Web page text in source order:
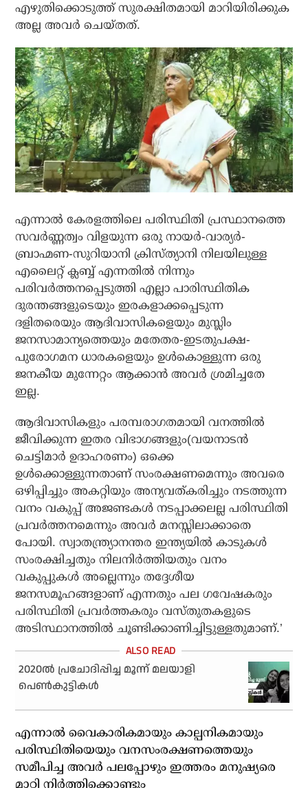
എഴുതിക്കൊടുത്ത് സുരക്ഷിതമായി മാറിയിരിക്കുക
അല്ല അവര്‍ ചെയ്തത്.
എന്നാല്‍ കേരളത്തിലെ പരിസ്ഥിതി പ്രസ്ഥാനത്തെ
സവര്‍ണ്ണത്വം വിളയുന്ന ഒരു നായര്‍-വാര്യര്‍-
ബ്രാഹ്മണ-സുറിയാനി ക്രിസ്ത്യാനി നിലയിലുള്ള
എലൈറ്റ് ക്ലബ്ബ് എന്നതില്‍ നിന്നും
പരിവര്‍ത്തനപ്പെടുത്തി എല്ലാ പാരിസ്ഥിതിക
ദുരന്തങ്ങളുടെയും ഇരകളാക്കപ്പെടുന്ന
ദളിതരെയും ആദിവാസികളെയും മുസ്ലിം
ജനസാമാന്യത്തെയും മതേതര-ഇടതുപക്ഷ-
പുരോഗമന ധാരകളെയും ഉള്‍കൊള്ളുന്ന ഒരു
ജനകീയ മുന്നേറ്റം ആക്കാന്‍ അവര്‍ ശ്രമിച്ചതേ
ഇല്ല.
ആദിവാസികളും പരമ്പരാഗതമായി വനത്തില്‍
ജീവിക്കുന്ന ഇതര വിഭാഗങ്ങളും(വയനാടന്‍
ചെട്ടിമാര്‍ ഉദാഹരണം) ഒക്കെ
ഉള്‍ക്കൊള്ളുന്നതാണ് സംരക്ഷണമെന്നും അവരെ
ഒഴിപ്പിച്ചും അകറ്റിയും അന്യവത്കരിച്ചും നടത്തുന്ന
വനം വകുപ്പ് അജണ്ടകള്‍ നടപ്പാക്കലല്ല പരിസ്ഥിതി
പ്രവര്‍ത്തനമെന്നും അവര്‍ മനസ്സിലാക്കാതെ
പോയി. സ്വാതന്ത്ര്യാനന്തര ഇന്ത്യയില്‍ കാടുകള്‍
സംരക്ഷിച്ചതും നിലനിര്‍ത്തിയതും വനം
വകുപ്പുകള്‍ അല്ലെന്നും തദ്ദേശീയ
ജനസമൂഹങ്ങളാണ് എന്നതും പല ഗവേഷകരും
പരിസ്ഥിതി പ്രവര്‍ത്തകരും വസ്തുതകളുടെ
അടിസ്ഥാനത്തില്‍ ചൂണ്ടിക്കാണിച്ചിട്ടുള്ളതുമാണ്.’
2020ല്‍ പ്രചോദിപ്പിച്ച മൂന്ന് മലയാളി
പെണ്‍കുട്ടികള്‍
എന്നാല്‍ വൈകാരികമായും കാല്പനികമായും
പരിസ്ഥിതിയെയും വനസംരക്ഷണത്തെയും
സമീപിച്ച അവര്‍ പലപ്പോഴും ഇത്തരം മനുഷ്യരെ
മാറ്റി നിര്‍ത്തിക്കൊണ്ടും